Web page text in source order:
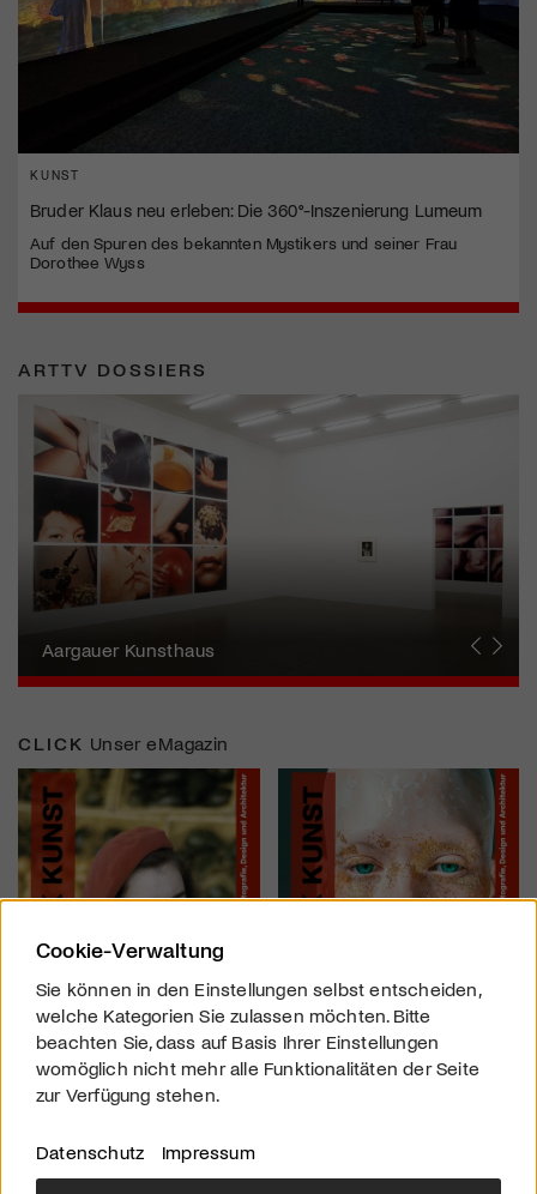
KUNST
Bruder Klaus neu erleben: Die 360°-Inszenierung Lumeum
Auf den Spuren des bekannten Mystikers und seiner Frau
Dorothee Wyss
ARTTV DOSSIERS
Künstlerin
Aargauer Kunsthaus
Gewerbemuseum Winterthur
Liste Art Fair Basel
Bündner Kunstmuseum
Künstler:innen Portraits
Junge Schweizer Kunst
Vögele Kultur Zentrum
Nidwaldner Museum
Haus für Kunst Uri
CLICK Unser eMagazin
Cookie-Verwaltung
Sie können in den Einstellungen selbst entscheiden,
welche Kategorien Sie zulassen möchten. Bitte
beachten Sie, dass auf Basis Ihrer Einstellungen
womöglich nicht mehr alle Funktionalitäten der Seite
zur Verfügung stehen.
Datenschutz Impressum